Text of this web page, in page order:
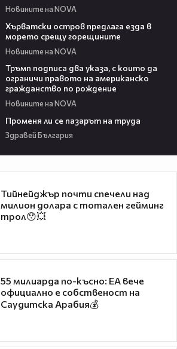
Новините на NOVA
Хърватски остров предлага езда в
морето срещу горещините
Новините на NOVA
Тръмп подписа два указа, с които да
ограничи правото на американско
гражданство по рождение
Новините на NOVA
Променя ли се пазарът на труда
Здравей България
Тийнейджър почти спечели над
милион долара с тотален гейминг
трол😯💥
55 милиарда по-късно: EA вече
официално е собственост на
Саудитска Арабия💰